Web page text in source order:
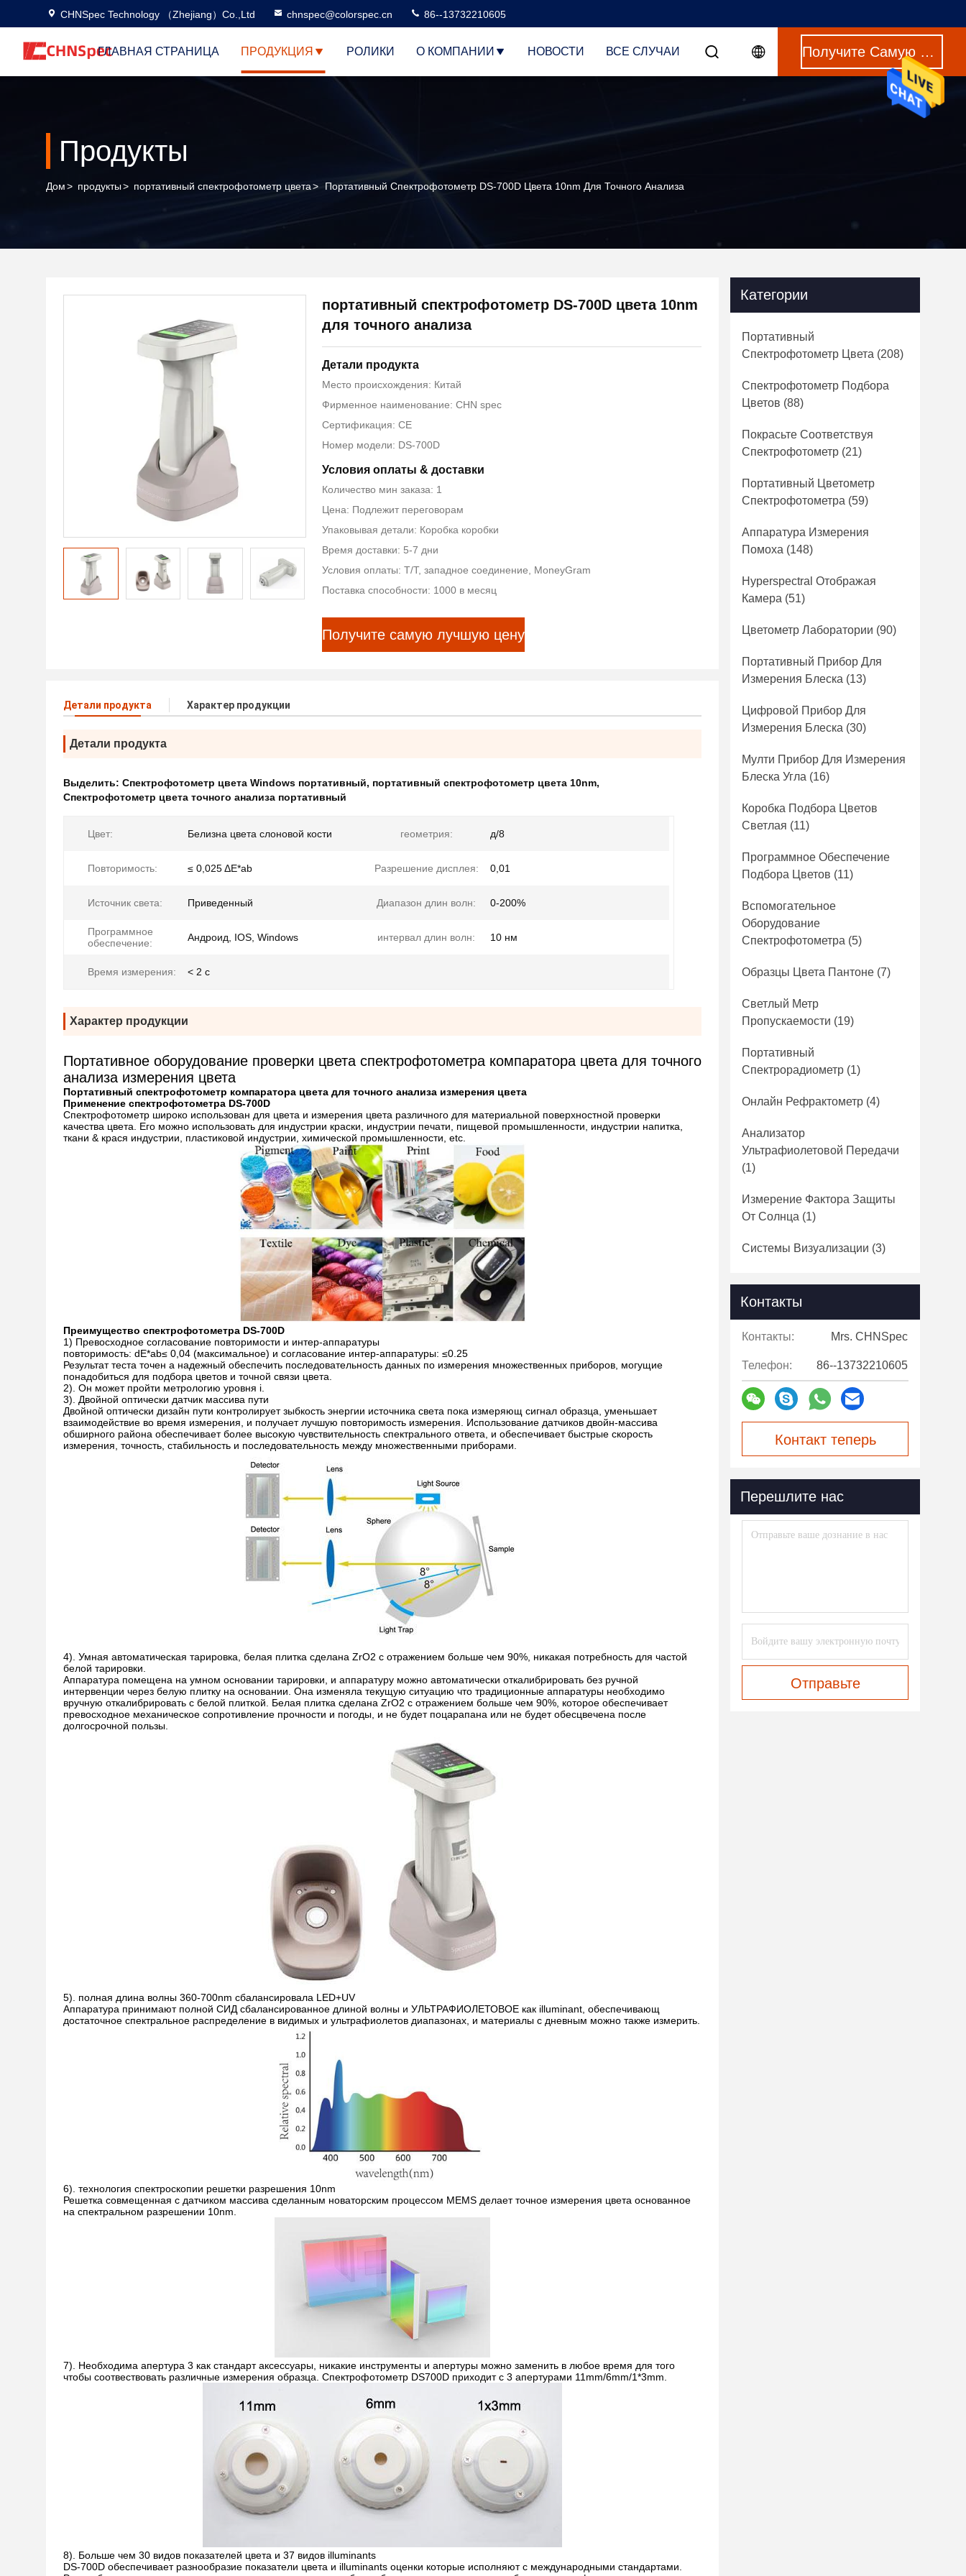
CHNSpec Technology （Zhejiang）Co.,Ltd chnspec@colorspec.cn 86--13732210605
ГЛАВНАЯ СТРАНИЦА ПРОДУКЦИЯ РОЛИКИ О КОМПАНИИ НОВОСТИ ВСЕ СЛУЧАИ Получите Самую Лучшую Цену
Продукты
Дом> продукты> портативный спектрофотометр цвета> Портативный Спектрофотометр DS-700D Цвета 10nm Для Точного Анализа
портативный спектрофотометр DS-700D цвета 10nm
для точного анализа
Детали продукта
Место происхождения: Китай
Фирменное наименование: CHN spec
Сертификация: CE
Номер модели: DS-700D
Условия оплаты & доставки
Количество мин заказа: 1
Цена: Подлежит переговорам
Упаковывая детали: Коробка коробки
Время доставки: 5-7 дни
Условия оплаты: T/T, западное соединение, MoneyGram
Поставка способности: 1000 в месяц
Получите самую лучшую цену
Детали продукта Характер продукции
Детали продукта
Выделить: Спектрофотометр цвета Windows портативный, портативный спектрофотометр цвета 10nm,
Спектрофотометр цвета точного анализа портативный
Цвет: Белизна цвета слоновой кости геометрия: д/8
Повторимость: ≤ 0,025 ΔE*ab Разрешение дисплея: 0,01
Источник света: Приведенный Диапазон длин волн: 0-200%
Программное
обеспечение:
Андроид, IOS, Windows интервал длин волн: 10 нм
Время измерения: < 2 с
Характер продукции
Портативное оборудование проверки цвета спектрофотометра компаратора цвета для точного
анализа измерения цвета
Портативный спектрофотометр компаратора цвета для точного анализа измерения цвета
Применение спектрофотометра DS-700D
Спектрофотометр широко использован для цвета и измерения цвета различного для материальной поверхностной проверки
качества цвета. Его можно использовать для индустрии краски, индустрии печати, пищевой промышленности, индустрии напитка,
ткани & крася индустрии, пластиковой индустрии, химической промышленности, etc.
Преимущество спектрофотометра DS-700D
1) Превосходное согласование повторимости и интер-аппаратуры
повторимость: dE*ab≤ 0,04 (максимальное) и согласование интер-аппаратуры: ≤0.25
Результат теста точен а надежный обеспечить последовательность данных по измерения множественных приборов, могущие
понадобиться для подбора цветов и точной связи цвета.
2). Он может пройти метрологию уровня i.
3). Двойной оптически датчик массива пути
Двойной оптически дизайн пути контролирует зыбкость энергии источника света пока измеряющ сигнал образца, уменьшает
взаимодействие во время измерения, и получает лучшую повторимость измерения. Использование датчиков двойн-массива
обширного района обеспечивает более высокую чувствительность спектрального ответа, и обеспечивает быстрые скорость
измерения, точность, стабильность и последовательность между множественными приборами.
4). Умная автоматическая тарировка, белая плитка сделана ZrO2 с отражением больше чем 90%, никакая потребность для частой
белой тарировки.
Аппаратура помещена на умном основании тарировки, и аппаратуру можно автоматически откалибрировать без ручной
интервенции через белую плитку на основании. Она изменяла текущую ситуацию что традиционные аппаратуры необходимо
вручную откалибрировать с белой плиткой. Белая плитка сделана ZrO2 с отражением больше чем 90%, которое обеспечивает
превосходное механическое сопротивление прочности и погоды, и не будет поцарапана или не будет обесцвечена после
долгосрочной пользы.
5). полная длина волны 360-700nm сбалансировала LED+UV
Аппаратура принимают полной СИД сбалансированное длиной волны и УЛЬТРАФИОЛЕТОВОЕ как illuminant, обеспечивающ
достаточное спектральное распределение в видимых и ультрафиолетов диапазонах, и материалы с дневным можно также измерить.
6). технология спектроскопии решетки разрешения 10nm
Решетка совмещенная с датчиком массива сделанным новаторским процессом MEMS делает точное измерения цвета основанное
на спектральном разрешении 10nm.
7). Необходима апертура 3 как стандарт аксессуары, никакие инструменты и апертуры можно заменить в любое время для того
чтобы соотвествовать различные измерения образца. Спектрофотометр DS700D приходит с 3 апертурами 11mm/6mm/1*3mm.
8). Больше чем 30 видов показателей цвета и 37 видов illuminants
DS-700D обеспечивает разнообразие показатели цвета и illuminants оценки которые исполняют с международными стандартами.
Категории
Портативный
Спектрофотометр Цвета (208)
Спектрофотометр Подбора
Цветов (88)
Покрасьте Соответствуя
Спектрофотометр (21)
Портативный Цветометр
Спектрофотометра (59)
Аппаратура Измерения
Помоха (148)
Hyperspectral Отображая
Камера (51)
Цветометр Лаборатории (90)
Портативный Прибор Для
Измерения Блеска (13)
Цифровой Прибор Для
Измерения Блеска (30)
Мулти Прибор Для Измерения
Блеска Угла (16)
Коробка Подбора Цветов
Светлая (11)
Программное Обеспечение
Подбора Цветов (11)
Вспомогательное
Оборудование
Спектрофотометра (5)
Образцы Цвета Пантоне (7)
Светлый Метр
Пропускаемости (19)
Портативный
Спектрорадиометр (1)
Онлайн Рефрактометр (4)
Анализатор
Ультрафиолетовой Передачи
(1)
Измерение Фактора Защиты
От Солнца (1)
Системы Визуализации (3)
Контакты
Контакты: Mrs. CHNSpec
Телефон: 86--13732210605
Контакт теперь
Перешлите нас
Отправьте